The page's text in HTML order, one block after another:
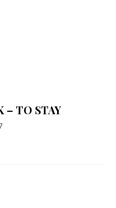
– TO STAY